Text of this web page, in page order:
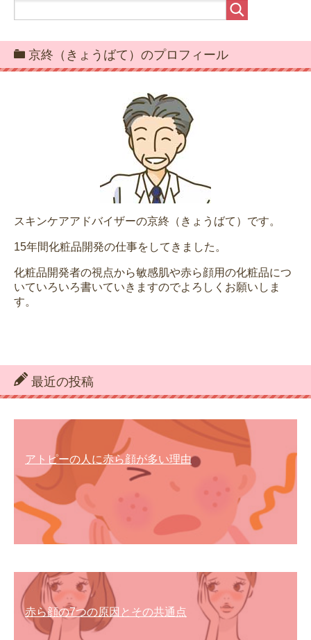
京終（きょうばて）のプロフィール
スキンケアアドバイザーの京終（きょうばて）です。
15年間化粧品開発の仕事をしてきました。
化粧品開発者の視点から敏感肌や赤ら顔用の化粧品につ
いていろいろ書いていきますのでよろしくお願いしま
す。
最近の投稿
アトピーの人に赤ら顔が多い理由
赤ら顔の7つの原因とその共通点